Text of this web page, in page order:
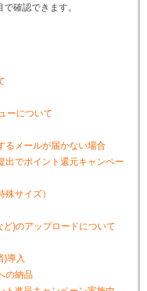
確認できます。
ーについて
るメールが届かない場合
出でポイント還元キャンペー
サイズ）
)のアップロードについて
)導入
の納品